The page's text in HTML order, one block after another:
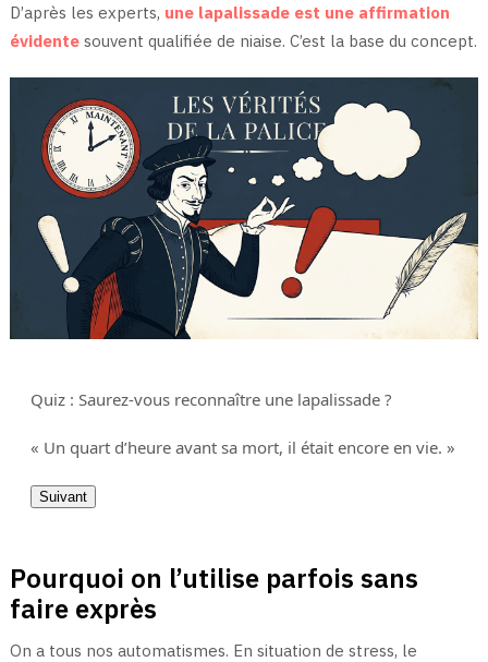
D’après les experts, une lapalissade est une affirmation
évidentesouvent qualifiée de niaise. C’est la base du concept.
Quiz : Saurez-vous reconnaître une lapalissade ?
« Un quart d’heure avant sa mort, il était encore en vie. »
Suivant
Pourquoi on l’utilise parfois sans
faire exprès
On a tous nos automatismes. En situation de stress, le